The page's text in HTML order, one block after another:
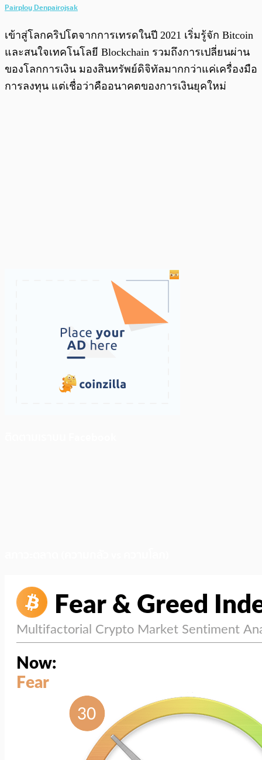
Pairploy Denpairojsak
เข้าสู่โลกคริปโตจากการเทรดในปี 2021 เริ่มรู้จัก Bitcoin
และสนใจเทคโนโลยี Blockchain รวมถึงการเปลี่ยนผ่าน
ของโลกการเงิน มองสินทรัพย์ดิจิทัลมากกว่าแค่เครื่องมือ
การลงทุน แต่เชื่อว่าคืออนาคตของการเงินยุคใหม่